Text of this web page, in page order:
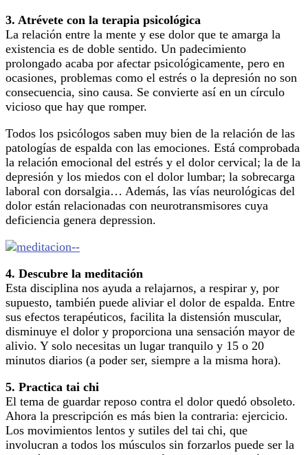
3. Atrévete con la terapia psicológica
La relación entre la mente y ese dolor que te amarga la
existencia es de doble sentido. Un padecimiento
prolongado acaba por afectar psicológicamente, pero en
ocasiones, problemas como el estrés o la depresión no son
consecuencia, sino causa. Se convierte así en un círculo
vicioso que hay que romper.
Todos los psicólogos saben muy bien de la relación de las
patologías de espalda con las emociones. Está comprobada
la relación emocional del estrés y el dolor cervical; la de la
depresión y los miedos con el dolor lumbar; la sobrecarga
laboral con dorsalgia… Además, las vías neurológicas del
dolor están relacionadas con neurotransmisores cuya
deficiencia genera depression.
4. Descubre la meditación
Esta disciplina nos ayuda a relajarnos, a respirar y, por
supuesto, también puede aliviar el dolor de espalda. Entre
sus efectos terapéuticos, facilita la distensión muscular,
disminuye el dolor y proporciona una sensación mayor de
alivio. Y solo necesitas un lugar tranquilo y 15 o 20
minutos diarios (a poder ser, siempre a la misma hora).
5. Practica tai chi
El tema de guardar reposo contra el dolor quedó obsoleto.
Ahora la prescripción es más bien la contraria: ejercicio.
Los movimientos lentos y sutiles del tai chi, que
involucran a todos los músculos sin forzarlos puede ser la